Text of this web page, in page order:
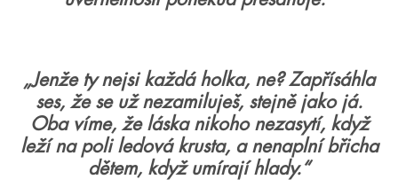
„Jenže ty nejsi každá holka, ne? Zapřísáhla
ses, že se už nezamiluješ, stejně jako já.
Oba víme, že láska nikoho nezasytí, když
leží na poli ledová krusta, a nenaplní břicha
dětem, když umírají hlady.“